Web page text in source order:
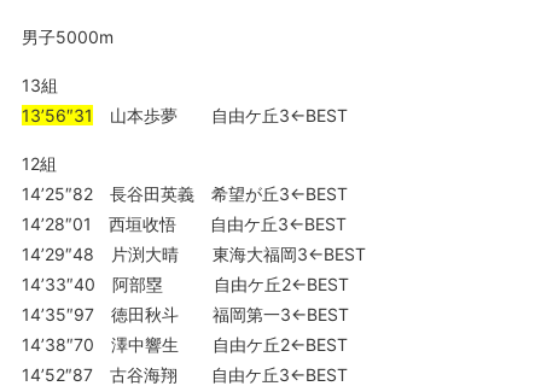
男子5000m
13組
13’56″31
山本歩夢 自由ケ丘3←BEST
12組
14’25″82 長谷田英義 希望が丘3←BEST
14’28″01 西垣收悟 自由ケ丘3←BEST
14’29″48 片渕大晴 東海大福岡3←BEST
14’33″40 阿部塁 自由ケ丘2←BEST
14’35″97 徳田秋斗 福岡第一3←BEST
14’38″70 澤中響生 自由ケ丘2←BEST
14’52″87 古谷海翔 自由ケ丘3←BEST